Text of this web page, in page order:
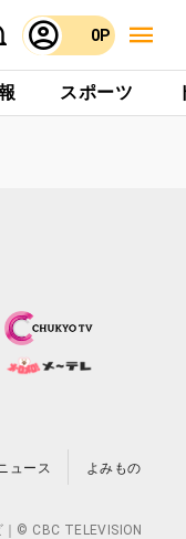
0P
スポーツ
ュース よみもの
© CBC TELEVISION